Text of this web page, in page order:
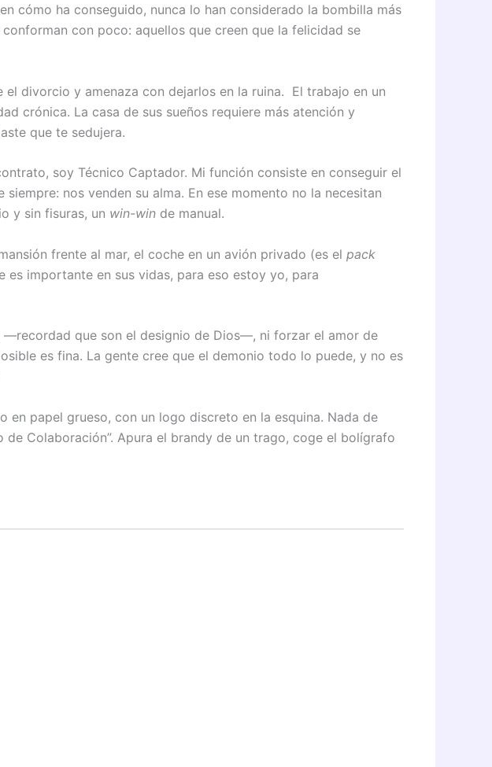
cómo ha conseguido, nunca lo han considerado la bombilla más
con poco: aquellos que creen que la felicidad se
divorcio y amenaza con dejarlos en la ruina. El trabajo en un
crónica. La casa de sus sueños requiere más atención y
que te sedujera.
soy Técnico Captador. Mi función consiste en conseguir el
nos venden su alma. En ese momento no la necesitan
y sin fisuras, un win-win de manual.
frente al mar, el coche en un avión privado (es el pack
es importante en sus vidas, para eso estoy yo, para
—recordad que son el designio de Dios—, ni forzar el amor de
es fina. La gente cree que el demonio todo lo puede, y no es
en papel grueso, con un logo discreto en la esquina. Nada de
Colaboración”. Apura el brandy de un trago, coge el bolígrafo